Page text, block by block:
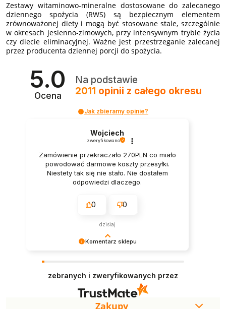
Zestawy witaminowo-mineralne dostosowane do zalecanego
dziennego spożycia (RWS) są bezpiecznym elementem
zrównoważonej diety i mogą być stosowane stale, szczególnie
w okresach jesienno-zimowych, przy intensywnym trybie życia
czy diecie eliminacyjnej. Ważne jest przestrzeganie zalecanej
przez producenta dziennej porcji do spożycia.
5.0
Ocena
Na podstawie
2011 opinii z całego okresu
Jak zbieramy opinie?
Komentarz sklepu
zawsze z przyjemnością służymy pomocą.
Wojciech
zweryfikowano
Zamówienie przekraczało 270PLN co miało
powodować darmowe koszty przesyłki.
Niestety tak się nie stało. Nie dostałem
odpowiedzi dlaczego.
0 0
dzisiaj
zebranych i zweryfikowanych przez
Zakupy